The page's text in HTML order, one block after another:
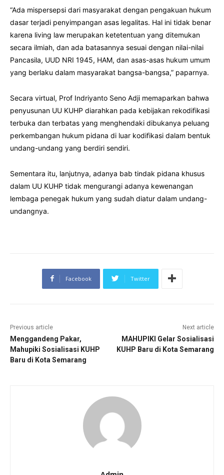
“Ada mispersepsi dari masyarakat dengan pengakuan hukum
dasar terjadi penyimpangan asas legalitas. Hal ini tidak benar
karena living law merupakan ketetentuan yang ditemukan
secara ilmiah, dan ada batasannya sesuai dengan nilai-nilai
Pancasila, UUD NRI 1945, HAM, dan asas-asas hukum umum
yang berlaku dalam masyarakat bangsa-bangsa,” paparnya.
Secara virtual, Prof Indriyanto Seno Adji memaparkan bahwa
penyusunan UU KUHP diarahkan pada kebijakan rekodifikasi
terbuka dan terbatas yang menghendaki dibukanya peluang
perkembangan hukum pidana di luar kodifikasi dalam bentuk
undang-undang yang berdiri sendiri.
Sementara itu, lanjutnya, adanya bab tindak pidana khusus
dalam UU KUHP tidak mengurangi adanya kewenangan
lembaga penegak hukum yang sudah diatur dalam undang-
undangnya.
Facebook Twitter
Previous article
Menggandeng Pakar,
Mahupiki Sosialisasi KUHP
Baru di Kota Semarang
Next article
MAHUPIKI Gelar Sosialisasi
KUHP Baru di Kota Semarang